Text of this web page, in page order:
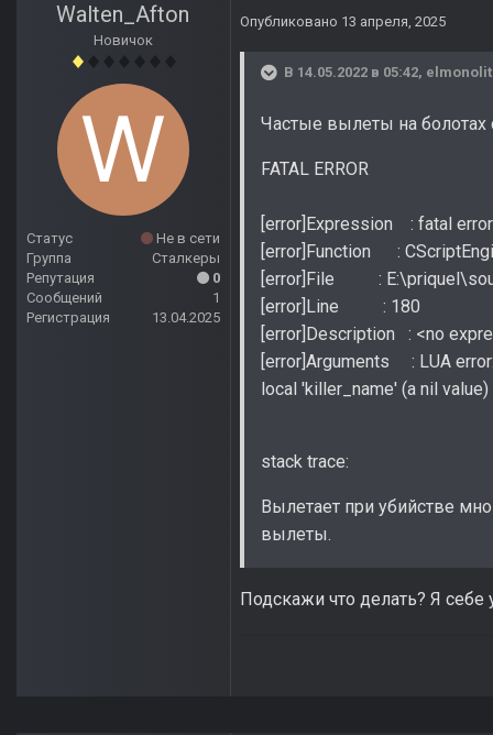
Walten_Afton
Новичок
Статус
Не в сети
Группа
Сталкеры
Репутация
0
Сообщений
1
Регистрация
13.04.2025
Опубликовано 13 апреля, 2025
В 14.05.2022 в 05:42,
Частые вылеты на болотах
FATAL ERROR
[error]Expression : fatal error
[error]Function :
[error]File :
[error]Line : 180
[error]Description : <no
[error]Arguments : LUA
local 'killer_name' (a nil value)
stack trace:
Вылетает при убийстве
вылеты.
Подскажи что делать? Я